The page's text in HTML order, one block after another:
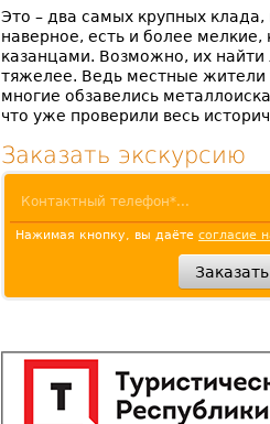
Это – два самых крупных
наверное, есть и более
казанцами. Возможно, их
тяжелее. Ведь местные жители
многие обзавелись
что уже проверили весь
Заказать экскурсию
Нажимая кнопку, вы даёте согласие